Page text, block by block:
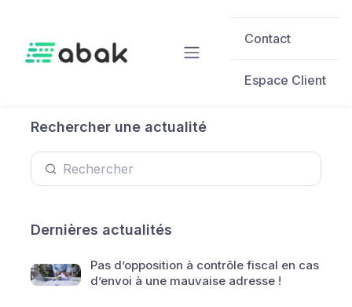
Contact
Espace Client
Rechercher une actualité
Dernières actualités
Pas d’opposition à contrôle fiscal en cas
d’envoi à une mauvaise adresse !